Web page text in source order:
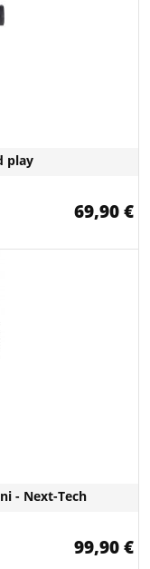
play
69,90 €
- Next-Tech
99,90 €